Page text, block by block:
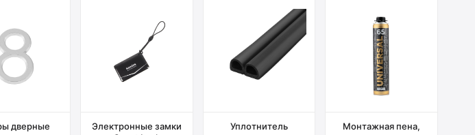
дверные
Электронные замки
Уплотнитель
Монтажная пена,